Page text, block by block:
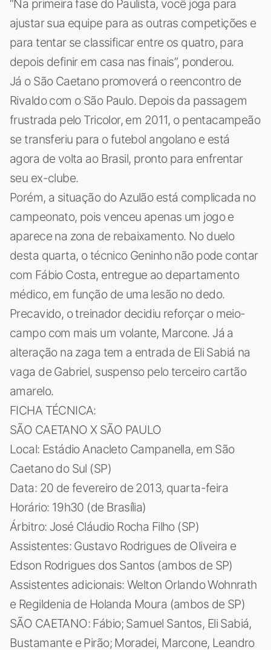
“Na primeira fase do Paulista, você joga para
ajustar sua equipe para as outras competições e
para tentar se classificar entre os quatro, para
depois definir em casa nas finais”, ponderou.
Já o São Caetano promoverá o reencontro de
Rivaldo com o São Paulo. Depois da passagem
frustrada pelo Tricolor, em 2011, o pentacampeão
se transferiu para o futebol angolano e está
agora de volta ao Brasil, pronto para enfrentar
seu ex-clube.
Porém, a situação do Azulão está complicada no
campeonato, pois venceu apenas um jogo e
aparece na zona de rebaixamento. No duelo
desta quarta, o técnico Geninho não pode contar
com Fábio Costa, entregue ao departamento
médico, em função de uma lesão no dedo.
Precavido, o treinador decidiu reforçar o meio-
campo com mais um volante, Marcone. Já a
alteração na zaga tem a entrada de Eli Sabiá na
vaga de Gabriel, suspenso pelo terceiro cartão
amarelo.
FICHA TÉCNICA:
SÃO CAETANO X SÃO PAULO
Local: Estádio Anacleto Campanella, em São
Caetano do Sul (SP)
Data: 20 de fevereiro de 2013, quarta-feira
Horário: 19h30 (de Brasília)
Árbitro: José Cláudio Rocha Filho (SP)
Assistentes: Gustavo Rodrigues de Oliveira e
Edson Rodrigues dos Santos (ambos de SP)
Assistentes adicionais: Welton Orlando Wohnrath
e Regildenia de Holanda Moura (ambos de SP)
SÃO CAETANO: Fábio; Samuel Santos, Eli Sabiá,
Bustamante e Pirão; Moradei, Marcone, Leandro